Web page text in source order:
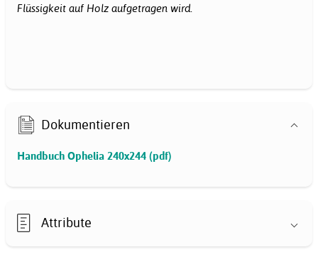
Flüssigkeit auf Holz aufgetragen wird.
Dokumentieren
Handbuch Ophelia 240x244 (pdf)
Attribute